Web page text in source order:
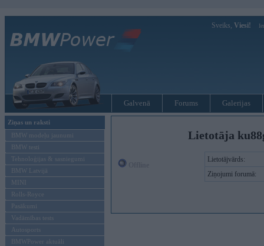
Sveiks, Viesi!
Galvenā Forums Galerijas
Ziņas un raksti
BMW modeļu jaunumi
BMW testi
Tehnoloģijas & sasniegumi
BMW Latvijā
MINI
Rolls-Royce
Pasākumi
Vadāmības tests
Autosports
BMWPower aktuāli
Lietotāja
Lietotājvārds:
Ziņojumi forumā: